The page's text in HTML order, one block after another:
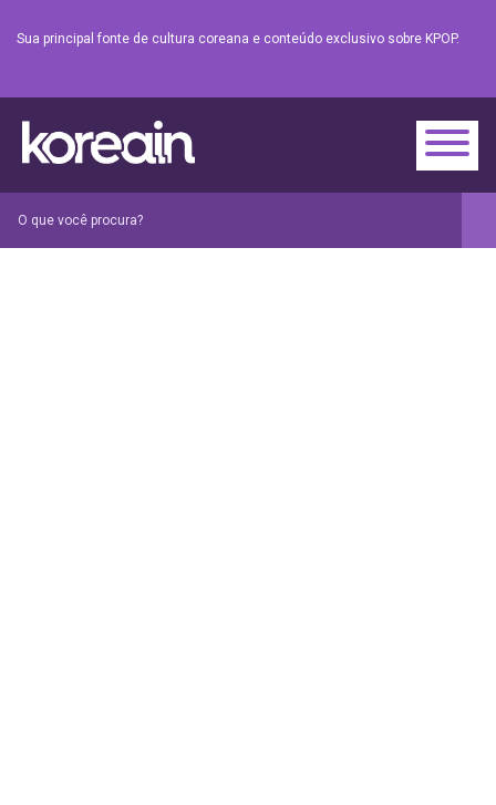
Sua principal fonte de cultura coreana e conteúdo exclusivo sobre KPOP.